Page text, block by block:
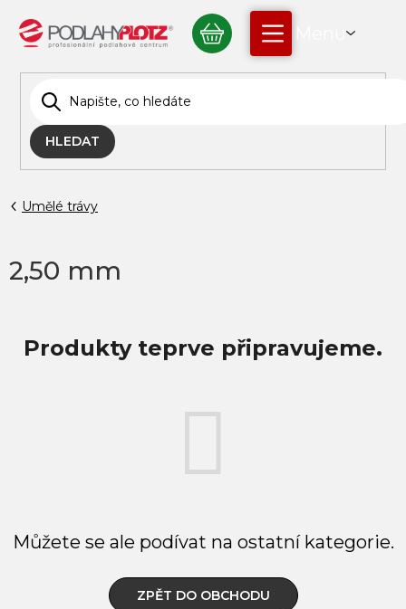
obsah
HLEDAT
NÁKUPNÍ
KOŠÍK
Umělé trávy
2,50 mm
Produkty teprve připravujeme.
Můžete se ale podívat na ostatní kategorie.
ZPĚT DO OBCHODU